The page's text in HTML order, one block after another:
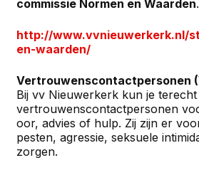
commissie Normen en Waarden.
http://www.vvnieuwerkerk.nl/
en-waarden/
Vertrouwenscontactpersonen
Bij vv Nieuwerkerk kun je
vertrouwenscontactpersonen
oor, advies of hulp. Zij zijn er
pesten, agressie, seksuele
zorgen.